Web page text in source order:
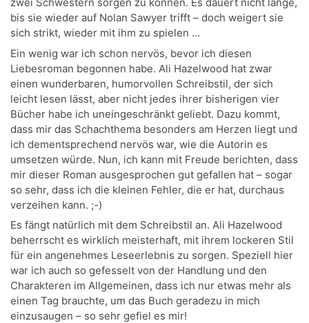
bis sie wieder auf Nolan Sawyer trifft – doch weigert sie
sich strikt, wieder mit ihm zu spielen …
Ein wenig war ich schon nervös, bevor ich diesen
Liebesroman begonnen habe. Ali Hazelwood hat zwar
einen wunderbaren, humorvollen Schreibstil, der sich
leicht lesen lässt, aber nicht jedes ihrer bisherigen vier
Bücher habe ich uneingeschränkt geliebt. Dazu kommt,
dass mir das Schachthema besonders am Herzen liegt und
ich dementsprechend nervös war, wie die Autorin es
umsetzen würde. Nun, ich kann mit Freude berichten, dass
mir dieser Roman ausgesprochen gut gefallen hat – sogar
so sehr, dass ich die kleinen Fehler, die er hat, durchaus
verzeihen kann. ;-)
Es fängt natürlich mit dem Schreibstil an. Ali Hazelwood
beherrscht es wirklich meisterhaft, mit ihrem lockeren Stil
für ein angenehmes Leseerlebnis zu sorgen. Speziell hier
war ich auch so gefesselt von der Handlung und den
Charakteren im Allgemeinen, dass ich nur etwas mehr als
einen Tag brauchte, um das Buch geradezu in mich
einzusaugen – so sehr gefiel es mir!